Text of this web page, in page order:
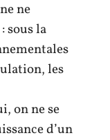
ne
sous la
les
on ne se
d’un